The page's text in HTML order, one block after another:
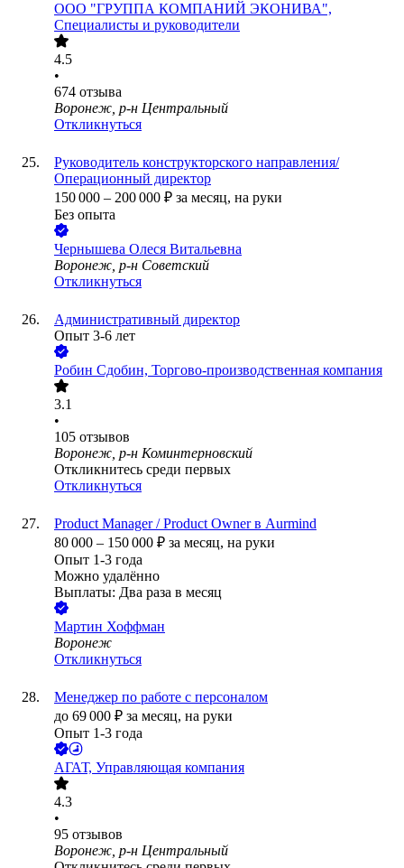
ООО "ГРУППА КОМПАНИЙ ЭКОНИВА",
Специалисты и руководители
4.5
•
674 отзыва
Воронеж, р-н Центральный
Откликнуться
Руководитель конструкторского направления/
Операционный директор
150 000 – 200 000 ₽ за месяц, на руки
Без опыта
Чернышева Олеся Витальевна
Воронеж, р-н Советский
Откликнуться
Административный директор
Опыт 3-6 лет
Робин Сдобин, Торгово-производственная компания
3.1
•
105 отзывов
Воронеж, р-н Коминтерновский
Откликнитесь среди первых
Откликнуться
Product Manager / Product Owner в Aurmind
80 000 – 150 000 ₽ за месяц, на руки
Опыт 1-3 года
Можно удалённо
Выплаты: Два раза в месяц
Мартин Хоффман
Воронеж
Откликнуться
Менеджер по работе с персоналом
до 69 000 ₽ за месяц, на руки
Опыт 1-3 года
АГАТ, Управляющая компания
4.3
•
95 отзывов
Воронеж, р-н Центральный